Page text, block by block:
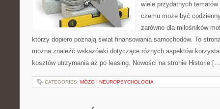
wiele przydatnych
czemu może być
zarówno dla miłośników
którzy dopiero poznają świat finansowania samochodów. To
można znaleźć wskazówki dotyczące różnych aspektów
kosztów utrzymania aż po leasing. Nowości na stronie Historie
CATEGORIES: MÓZG I NEUROPSYCHOLOGIA